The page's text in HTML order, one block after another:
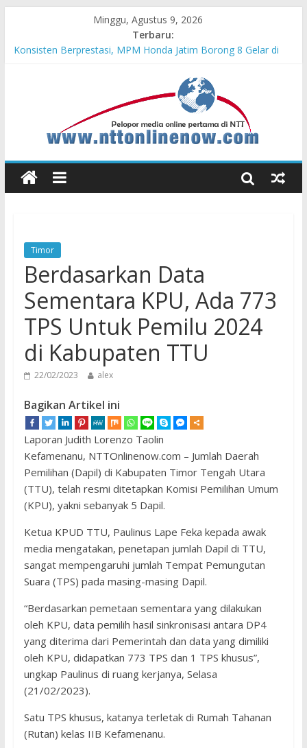
Minggu, Agustus 9, 2026
Terbaru:
Bupati Belu Buka Garuda Sakti Cross Border Fest 2026
Konsisten Berprestasi, MPM Honda Jatim Borong 8 Gelar di
MPM Honda Jatim Kembali Berikan Beasiswa bagi Anak Asuh
MPM Honda Jatim Bersama YBSI Berikan Pemeriksaan dan
Pengobatan Gratis bagi 100 Veteran LVRI
Cross Border, Belu Garda Terdepan NKRI, Harus Jadi Pusat
Pertumbuhan Pariwisata
Timor
Berdasarkan Data
Sementara KPU, Ada 773
TPS Untuk Pemilu 2024
di Kabupaten TTU
22/02/2023 alex
Bagikan Artikel ini
Laporan Judith Lorenzo Taolin
Kefamenanu, NTTOnlinenow.com – Jumlah Daerah
Pemilihan (Dapil) di Kabupaten Timor Tengah Utara
(TTU), telah resmi ditetapkan Komisi Pemilihan Umum
(KPU), yakni sebanyak 5 Dapil.
Ketua KPUD TTU, Paulinus Lape Feka kepada awak
media mengatakan, penetapan jumlah Dapil di TTU,
sangat mempengaruhi jumlah Tempat Pemungutan
Suara (TPS) pada masing-masing Dapil.
“Berdasarkan pemetaan sementara yang dilakukan
oleh KPU, data pemilih hasil sinkronisasi antara DP4
yang diterima dari Pemerintah dan data yang dimiliki
oleh KPU, didapatkan 773 TPS dan 1 TPS khusus”,
ungkap Paulinus di ruang kerjanya, Selasa
(21/02/2023).
Satu TPS khusus, katanya terletak di Rumah Tahanan
(Rutan) kelas IIB Kefamenanu.